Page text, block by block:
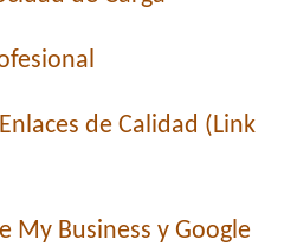
de Calidad (Link
My Business y Google